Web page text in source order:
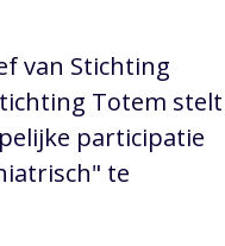
van Stichting
Totem stelt
participatie
te